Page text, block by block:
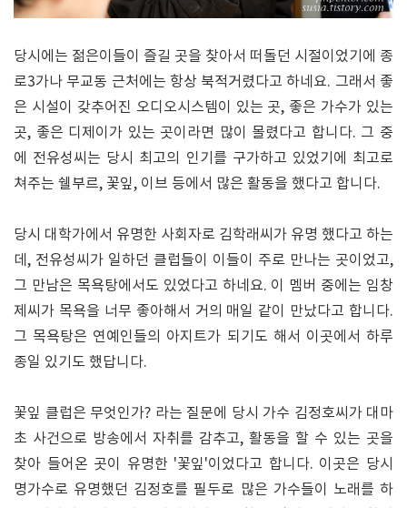
당시에는 젊은이들이 즐길 곳을 찾아서 떠돌던 시절이었기에 종
로3가나 무교동 근처에는 항상 북적거렸다고 하네요. 그래서 좋
은 시설이 갖추어진 오디오시스템이 있는 곳, 좋은 가수가 있는
곳, 좋은 디제이가 있는 곳이라면 많이 몰렸다고 합니다. 그 중
에 전유성씨는 당시 최고의 인기를 구가하고 있었기에 최고로
쳐주는 쉘부르, 꽃잎, 이브 등에서 많은 활동을 했다고 합니다.
당시 대학가에서 유명한 사회자로 김학래씨가 유명 했다고 하는
데, 전유성씨가 일하던 클럽들이 이들이 주로 만나는 곳이었고,
그 만남은 목욕탕에서도 있었다고 하네요. 이 멤버 중에는 임창
제씨가 목욕을 너무 좋아해서 거의 매일 같이 만났다고 합니다.
그 목욕탕은 연예인들의 아지트가 되기도 해서 이곳에서 하루
종일 있기도 했답니다.
꽃잎 클럽은 무엇인가? 라는 질문에 당시 가수 김정호씨가 대마
초 사건으로 방송에서 자취를 감추고, 활동을 할 수 있는 곳을
찾아 들어온 곳이 유명한 '꽃잎'이었다고 합니다. 이곳은 당시
명가수로 유명했던 김정호를 필두로 많은 가수들이 노래를 하